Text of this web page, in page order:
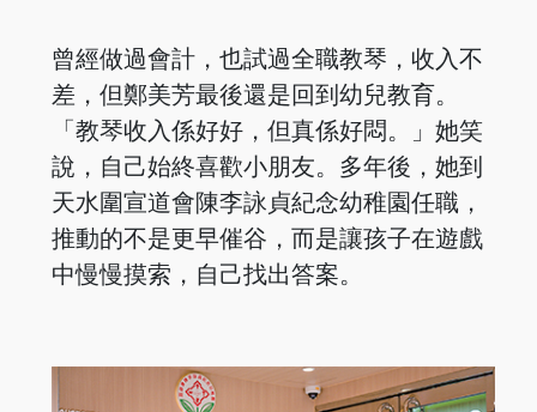
曾經做過會計，也試過全職教琴，收入不
差，但鄭美芳最後還是回到幼兒教育。
「教琴收入係好好，但真係好悶。」她笑
說，自己始終喜歡小朋友。多年後，她到
天水圍宣道會陳李詠貞紀念幼稚園任職，
推動的不是更早催谷，而是讓孩子在遊戲
中慢慢摸索，自己找出答案。